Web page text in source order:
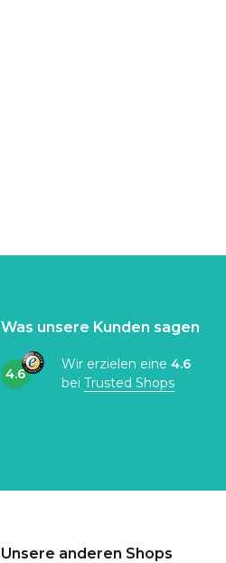
Was unsere Kunden sagen
4.6
Wir erzielen eine 4.6
bei Trusted Shops
Unsere anderen Shops